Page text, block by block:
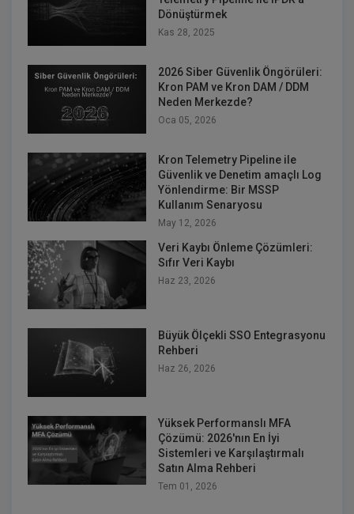
Dönüştürmek
Kas 28, 2025
2026 Siber Güvenlik Öngörüleri:
Kron PAM ve Kron DAM / DDM
Neden Merkezde?
Oca 05, 2026
Kron Telemetry Pipeline ile
Güvenlik ve Denetim amaçlı Log
Yönlendirme: Bir MSSP
Kullanım Senaryosu
May 12, 2026
Veri Kaybı Önleme Çözümleri:
Sıfır Veri Kaybı
Haz 23, 2026
Büyük Ölçekli SSO Entegrasyonu
Rehberi
Haz 26, 2026
Yüksek Performanslı MFA
Çözümü: 2026'nın En İyi
Sistemleri ve Karşılaştırmalı
Satın Alma Rehberi
Tem 01, 2026